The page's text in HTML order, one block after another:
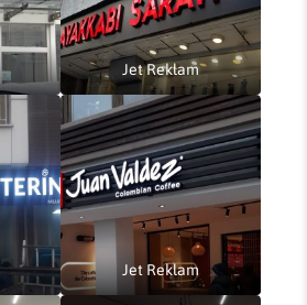
Jet Reklam
Jet Reklam